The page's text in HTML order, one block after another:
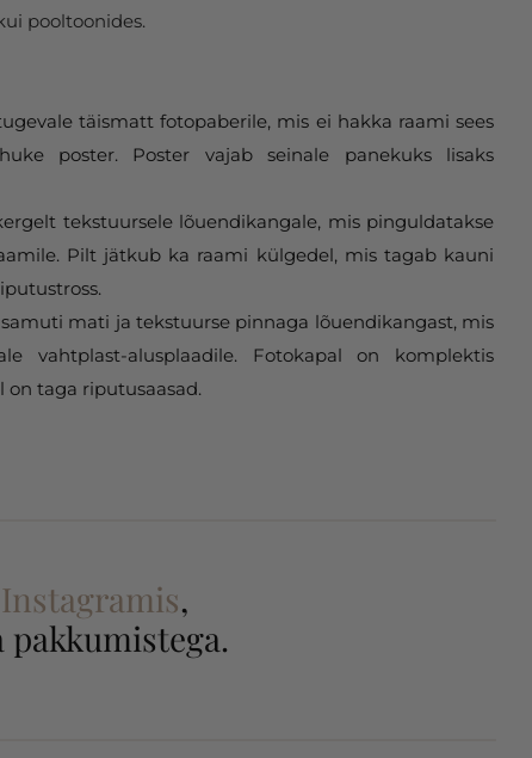
pooltoonides.
täismatt fotopaberile, mis ei hakka raami sees
poster. Poster vajab seinale panekuks lisaks
tekstuursele lõuendikangale, mis pinguldatakse
Pilt jätkub ka raami külgedel, mis tagab kauni
mati ja tekstuurse pinnaga lõuendikangast, mis
vahtplast-alusplaadile. Fotokapal on komplektis
taga riputusaasad.
Instagramis,